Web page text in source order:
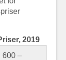
2019
600 –